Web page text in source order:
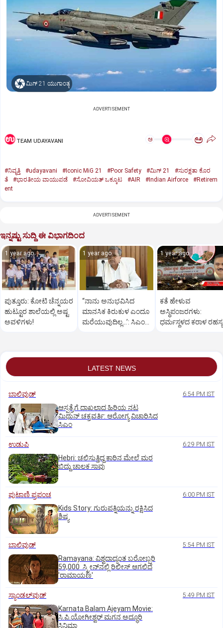
ಮಿಗ್‌ 21 ಯುಗಾಂತ್ಯ
ADVERTISEMENT
TEAM UDAYAVANI ಅ ಅ
#ನಿವೃತ್ತಿ #udayavani #Iconic MiG 21 #Poor Safety #ಮಿಗ್‌ 21
#ಸುರಕ್ಷತಾ ಕೊರ
ತೆ
#ಭಾರತೀಯ ವಾಯುಪಡೆ #ಸೋವಿಯತ್‌ ಒಕ್ಕೂಟ #AIR #Indian Airforce
#Retirem
ent
ADVERTISEMENT
ಇನ್ನಷ್ಟು ಸುದ್ದಿ ಈ ವಿಭಾಗದಿಂದ
1 year ago
ಪುತ್ತೂರು: ಕೋಟಿ ಚೆನ್ನಯರ
ಹುಟ್ಟೂರ ಶಾಲೆಯಲ್ಲಿ ಅಷ್ಟ
ಅವಳಿಗಳು!
1 year ago
“ನಾನು ಅನುಭವಿಸಿದ
ಮಾನಸಿಕ ಕಿರುಕುಳ ಎಂದೂ
ಮರೆಯುವುದಿಲ್ಲ…’: ಸಿಎಂ
1 year ago
ಕತೆ ಹೇಳುವ
ಅಸ್ಥಿಪಂಜರಗಳು:
ಧರ್ಮಸ್ಥಳದ‌ ಕರಾಳ ರಹಸ್ಯ
LATEST NEWS
ಬಾಲಿವುಡ್‌ 6:54 PM IST
ಆಸ್ಪತ್ರೆಗೆ ದಾಖಲಾದ ಹಿರಿಯ ನಟ
ಮಿಥುನ್ ಚಕ್ರವರ್ತಿ: ಆರೋಗ್ಯ ವಿಚಾರಿಸಿದ
ಸಿಎಂ
ಉಡುಪಿ 6:29 PM IST
Hebri: ಚಲಿಸುತ್ತಿದ್ದ ಕಾರಿನ ಮೇಲೆ ಮರ
ಬಿದ್ದು ಚಾಲಕ ಸಾವು
ಪುಟಾಣಿ ಪ್ರಪಂಚ 6:00 PM IST
Kids Story: ಗುರುಪತ್ನಿಯನ್ನು ರಕ್ಷಿಸಿದ
ಶಿಷ್ಯ
ಬಾಲಿವುಡ್‌ 5:54 PM IST
Ramayana: ವಿಶ್ವದಾದ್ಯಂತ ಬರೋಬ್ಬರಿ
59,000 ಸ್ಕ್ರೀನ್‌ನಲ್ಲಿ ರಿಲೀಸ್‌ ಆಗಲಿದೆ
'ರಾಮಾಯಣ'
ಸ್ಯಾಂಡಲ್‌ವುಡ್‌ 5:49 PM IST
Karnata Balam Ajeyam Movie:
ಸಿ.ಪಿ.ಯೋಗೀಶ್ವರ್‌ ಮಗನ ಅದ್ಧೂರಿ
ಸಿನಿಮಾ